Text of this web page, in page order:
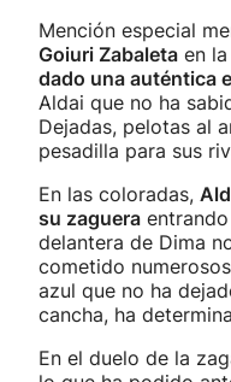
Mención especial
Goiuri Zabaleta en
dado una auténtica
Aldai que no ha
Dejadas, pelotas al
pesadilla para sus
En las coloradas,
su zaguera
delantera de Dima
cometido
azul que no ha
cancha, ha
En el duelo de la